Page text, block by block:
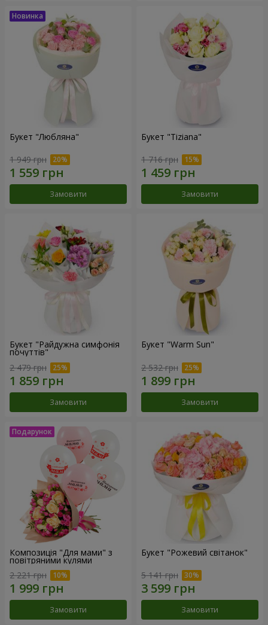
Букет "Любляна"
1 949 грн
Замовити
Букет "Tiziana"
1 716 грн
Замовити
Букет "Райдужна симфонія
почуттів"
2 479 грн
Замовити
Букет "Warm Sun"
2 532 грн
Замовити
Композиція "Для мами" з
повітряними кулями
2 221 грн
Замовити
Букет "Рожевий світанок"
5 141 грн
Замовити